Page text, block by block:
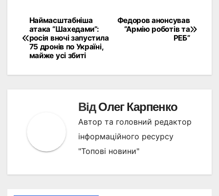
Навігація
записів
Федоров анонсував
“Армію роботів та
РЕБ”
Наймасштабніша
атака “Шахедами”:
росія вночі запустила
75 дронів по Україні,
майже усі збиті
ВідОлег Карпенко
Автор та головний редактор
інформаційного ресурсу
"Топові новини"